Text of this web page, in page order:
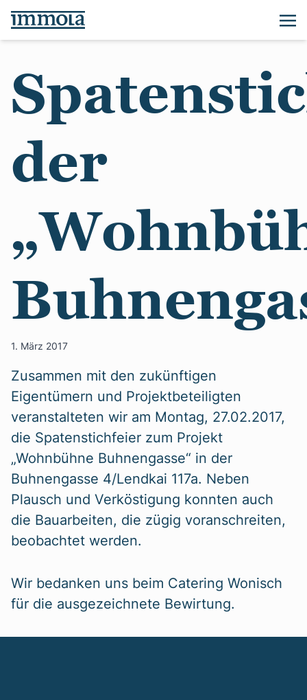
der
1. März 2017
Zusammen mit den zukünftigen
Eigentümern und Projektbeteiligten
veranstalteten wir am Montag, 27.02.2017,
die Spatenstichfeier zum Projekt
„Wohnbühne Buhnengasse“ in der
Buhnengasse 4/Lendkai 117a. Neben
Plausch und Verköstigung konnten auch
die Bauarbeiten, die zügig voranschreiten,
beobachtet werden.
Wir bedanken uns beim Catering Wonisch
für die ausgezeichnete Bewirtung.